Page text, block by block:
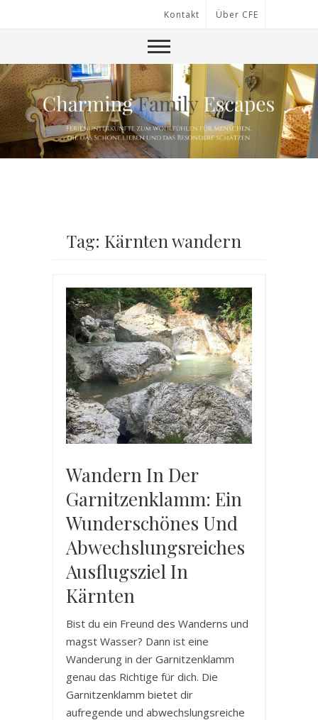
Kontakt Über CFE
Tag: Kärnten wandern
Wandern In Der
Garnitzenklamm: Ein
Wunderschönes Und
Abwechslungsreiches
Ausflugsziel In
Kärnten
Bist du ein Freund des Wanderns und
magst Wasser? Dann ist eine
Wanderung in der Garnitzenklamm
genau das Richtige für dich. Die
Garnitzenklamm bietet dir
aufregende und abwechslungsreiche